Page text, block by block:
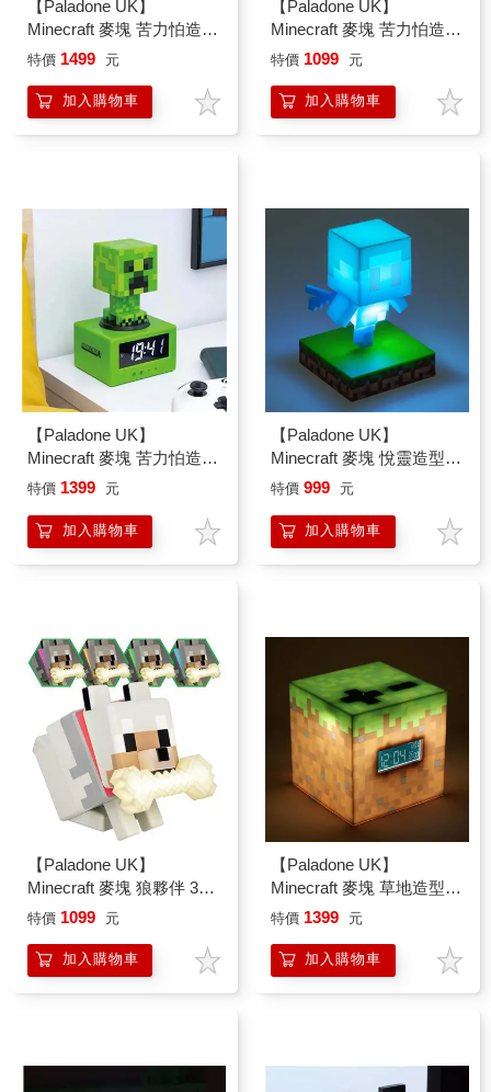
【Paladone UK】
Minecraft 麥塊 苦力怕造型
矽膠拍拍小夜燈
特價 1499 元
加入購物車
【Paladone UK】
Minecraft 麥塊 苦力怕造型
感應小夜燈
特價 1099 元
加入購物車
【Paladone UK】
Minecraft 麥塊 苦力怕造型
Figure 3合1 鬧鐘小夜燈
特價 1399 元
加入購物車
【Paladone UK】
Minecraft 麥塊 悅靈造型
ICON小夜燈
特價 999 元
加入購物車
【Paladone UK】
Minecraft 麥塊 狼夥伴 3D
造型變色小夜燈
特價 1099 元
加入購物車
【Paladone UK】
Minecraft 麥塊 草地造型
Figure 3合1 鬧鐘小夜燈
特價 1399 元
加入購物車